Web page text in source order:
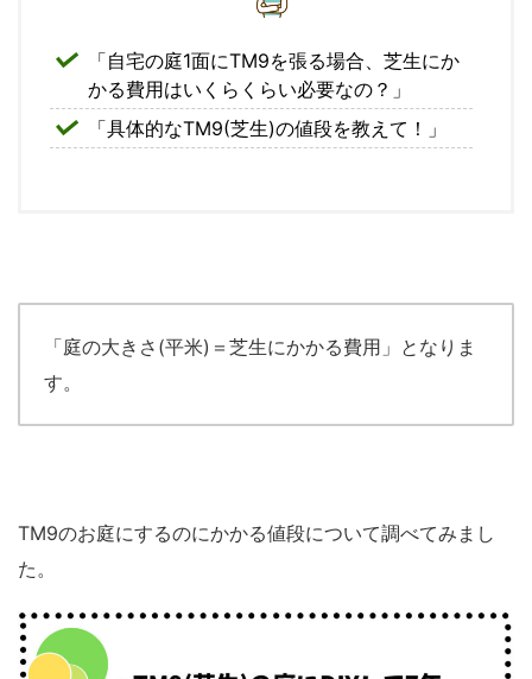
「自宅の庭1面にTM9を張る場合、芝生にか
かる費用はいくらくらい必要なの？」
「具体的なTM9(芝生)の値段を教えて！」
「庭の大きさ(平米)＝芝生にかかる費用」となりま
す。
TM9のお庭にするのにかかる値段について調べてみまし
た。